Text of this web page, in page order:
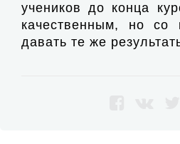
учеников до конца
качественным, но со
давать те же